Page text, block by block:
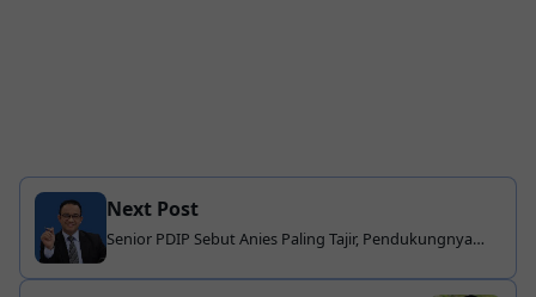
Next Post
Senior PDIP Sebut Anies Paling Tajir, Pendukungnya